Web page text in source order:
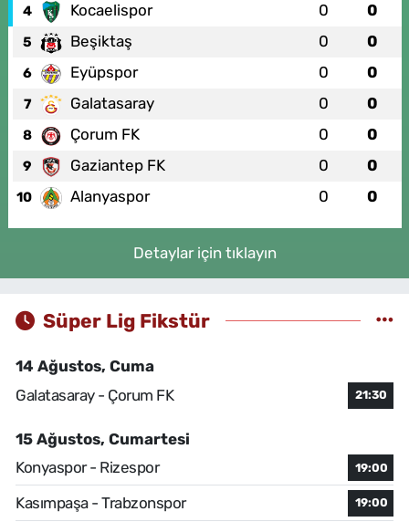
4 Kocaelispor 0 0
5 Beşiktaş 0 0
6 Eyüpspor 0 0
7 Galatasaray 0 0
8 Çorum FK 0 0
9 Gaziantep FK 0 0
10 Alanyaspor 0 0
Detaylar için tıklayın
Süper Lig Fikstür
14 Ağustos, Cuma
Galatasaray - Çorum FK
21:30
15 Ağustos, Cumartesi
Konyaspor - Rizespor
19:00
Kasımpaşa - Trabzonspor 19:00